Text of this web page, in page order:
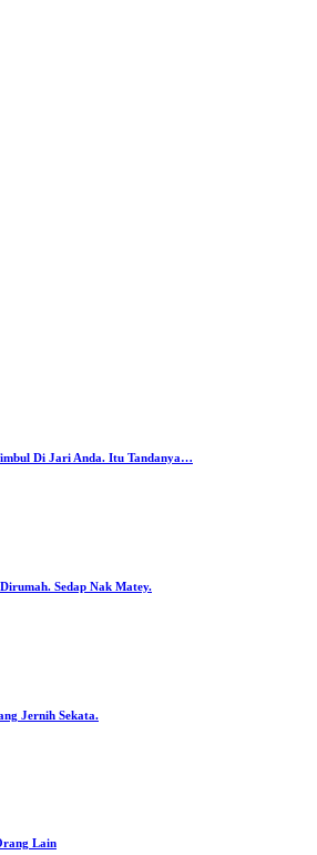
Di Jari Anda. Itu Tandanya…
Sedap Nak Matey.
Jernih Sekata.
Lain